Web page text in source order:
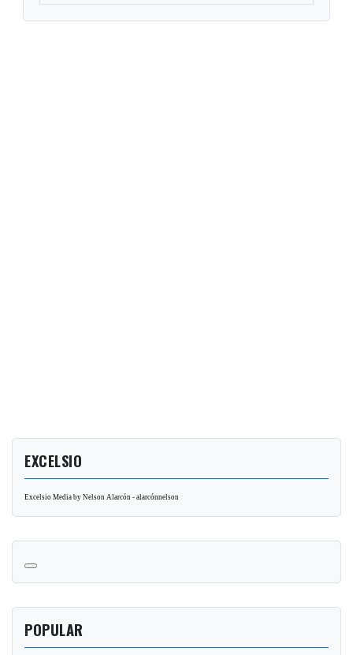
EXCELSIO
Excelsio Media by Nelson Alarcón - alarcónnelson
POPULAR